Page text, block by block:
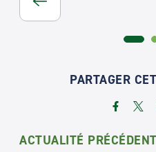
PARTAGER
ACTUALITÉ